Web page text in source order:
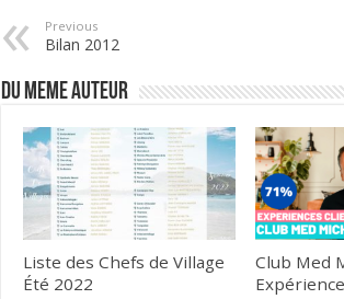
Previous
Bilan 2012
DU MEME AUTEUR
Liste des Chefs de Village
Été 2022
Club Med